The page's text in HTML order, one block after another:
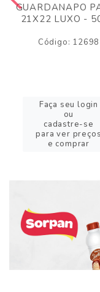
GUARDANAPO
21X22 LUXO -
Código: 12698
Faça seu login
ou
cadastre-se
para ver preços
e comprar